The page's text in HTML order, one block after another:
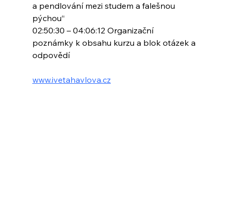
a pendlování mezi studem a falešnou
pýchou“
02:50:30 – 04:06:12 Organizační
poznámky k obsahu kurzu a blok otázek a
odpovědí
www.ivetahavlova.cz